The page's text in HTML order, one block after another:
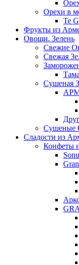
Орехи в
Te
Фрукты из
Овощи. Зелень
Свежие
Свежая
Сушеная
Сушеные
Сладости из
Конфеты